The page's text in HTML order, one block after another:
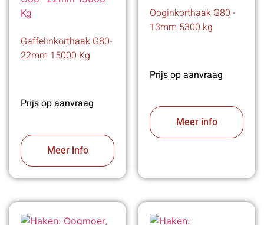
Gaffelinkorthaak G80-
22mm 15000 Kg
Prijs op aanvraag
Meer info
Ooginkorthaak G80 -
13mm 5300 kg
Prijs op aanvraag
Meer info